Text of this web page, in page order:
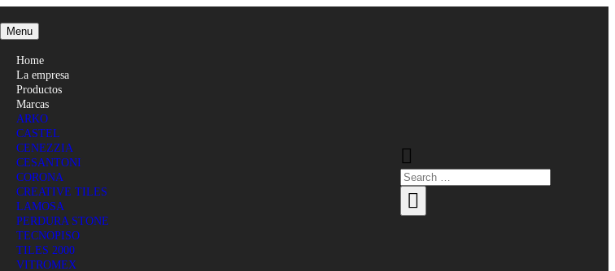
Menu
Home
La empresa
Productos
Marcas
ARKO
CASTEL
CENEZZIA
CESANTONI
CORONA
CREATIVE TILES
LAMOSA
PERDURA STONE
TECNOPISO
TILES 2000
VITROMEX